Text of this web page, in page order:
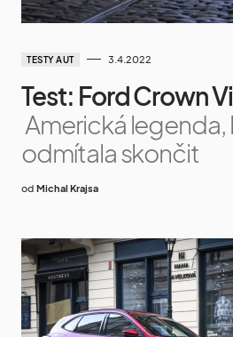
TESTY AUT 3.4.2022
Test: Ford Crown
Americká legenda,
odmítala skončit
od Michal Krajsa